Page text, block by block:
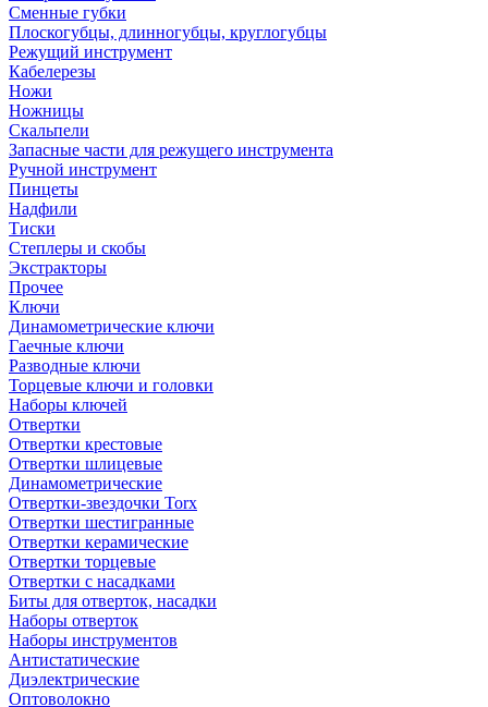
Сменные губки
Плоскогубцы, длинногубцы, круглогубцы
Режущий инструмент
Кабелерезы
Ножи
Ножницы
Скальпели
Запасные части для режущего инструмента
Ручной инструмент
Пинцеты
Надфили
Тиски
Степлеры и скобы
Экстракторы
Прочее
Ключи
Динамометрические ключи
Гаечные ключи
Разводные ключи
Торцевые ключи и головки
Наборы ключей
Отвертки
Отвертки крестовые
Отвертки шлицевые
Динамометрические
Отвертки-звездочки Torx
Отвертки шестигранные
Отвертки керамические
Отвертки торцевые
Отвертки с насадками
Биты для отверток, насадки
Наборы отверток
Наборы инструментов
Антистатические
Диэлектрические
Оптоволокно